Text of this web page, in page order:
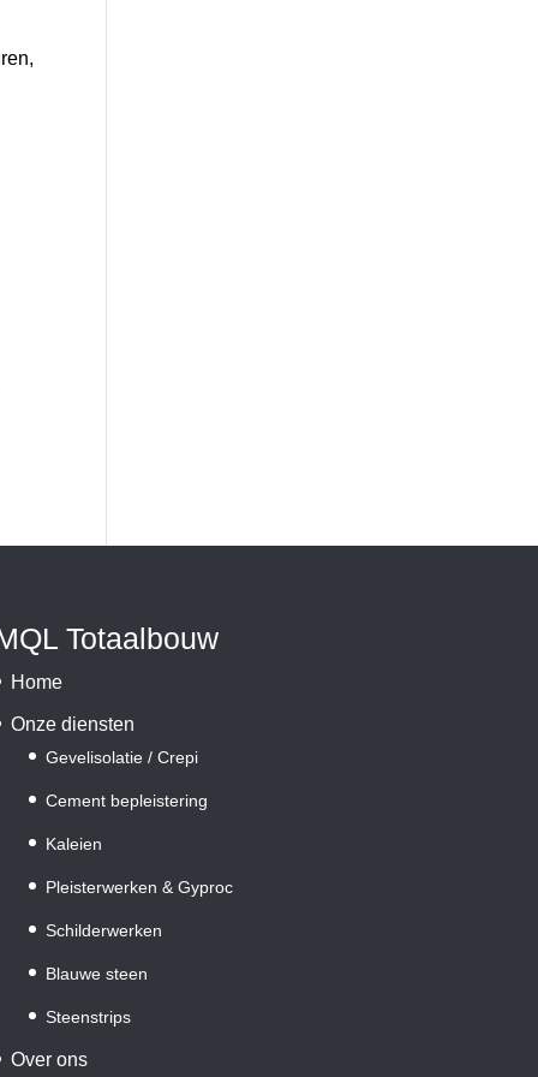
Totaalbouw
Home
Onze diensten
Gevelisolatie / Crepi
Cement bepleistering
Kaleien
Pleisterwerken & Gyproc
Schilderwerken
Blauwe steen
Steenstrips
Over ons